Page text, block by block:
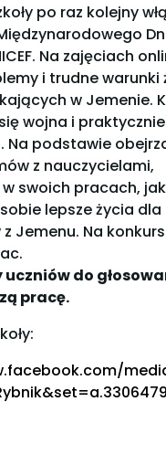
po raz kolejny
Na zajęciach
i trudne warunki
w Jemenie.
wojna i
Na podstawie
z nauczycielami,
swoich pracach, jak
lepsze życia dla
Jemenu. Na konkurs
do
pracę.